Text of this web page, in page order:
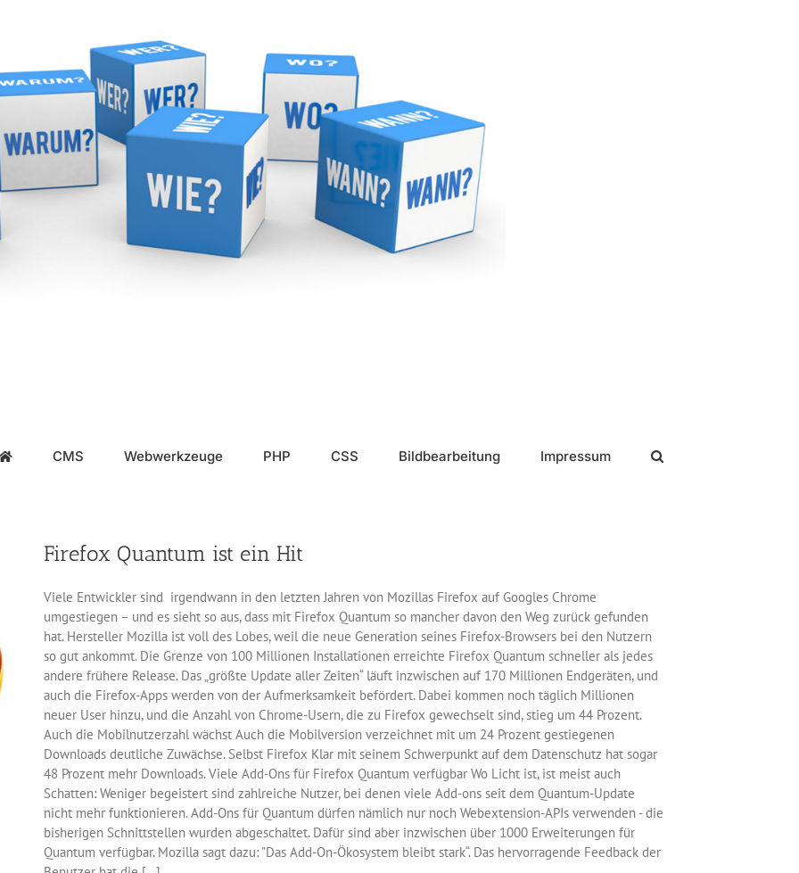
CMS Webwerkzeuge PHP CSS Bildbearbeitung Impressum
Firefox Quantum ist ein Hit
Viele Entwickler sind irgendwann in den letzten Jahren von Mozillas Firefox auf Googles Chrome
umgestiegen – und es sieht so aus, dass mit Firefox Quantum so mancher davon den Weg zurück gefunden
hat. Hersteller Mozilla ist voll des Lobes, weil die neue Generation seines Firefox-Browsers bei den Nutzern
so gut ankommt. Die Grenze von 100 Millionen Installationen erreichte Firefox Quantum schneller als jedes
andere frühere Release. Das „größte Update aller Zeiten“ läuft inzwischen auf 170 Millionen Endgeräten, und
auch die Firefox-Apps werden von der Aufmerksamkeit befördert. Dabei kommen noch täglich Millionen
neuer User hinzu, und die Anzahl von Chrome-Usern, die zu Firefox gewechselt sind, stieg um 44 Prozent.
Auch die Mobilnutzerzahl wächst Auch die Mobilversion verzeichnet mit um 24 Prozent gestiegenen
Downloads deutliche Zuwächse. Selbst Firefox Klar mit seinem Schwerpunkt auf dem Datenschutz hat sogar
48 Prozent mehr Downloads. Viele Add-Ons für Firefox Quantum verfügbar Wo Licht ist, ist meist auch
Schatten: Weniger begeistert sind zahlreiche Nutzer, bei denen viele Add-ons seit dem Quantum-Update
nicht mehr funktionieren. Add-Ons für Quantum dürfen nämlich nur noch Webextension-APIs verwenden - die
bisherigen Schnittstellen wurden abgeschaltet. Dafür sind aber inzwischen über 1000 Erweiterungen für
Quantum verfügbar. Mozilla sagt dazu: "Das Add-On-Ökosystem bleibt stark“. Das hervorragende Feedback der